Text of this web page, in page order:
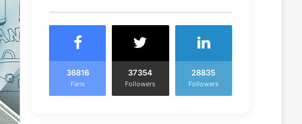
36816
Fans
37354
Followers
28835
Followers